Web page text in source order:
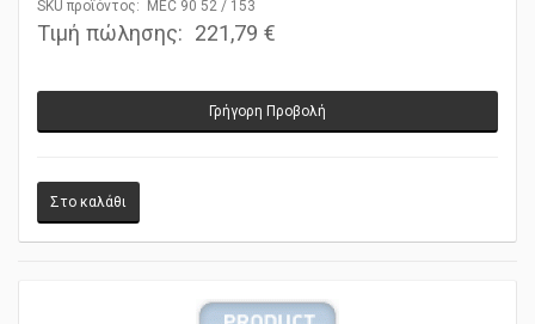
SKU προϊόντος: MEC 90 52 / 153
Τιμή πώλησης: 221,79 €